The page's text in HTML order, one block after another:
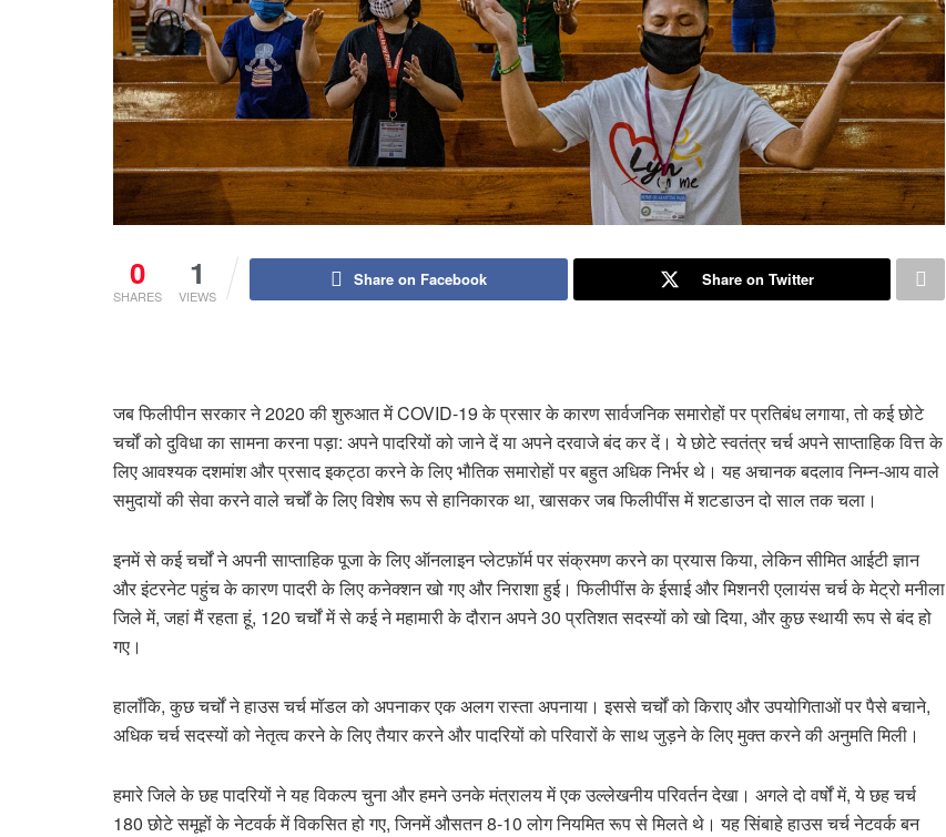
0
SHARES
1
VIEWS
Share on Facebook Share on Twitter
जब फिलीपीन सरकार ने 2020 की शुरुआत में COVID-19 के प्रसार के कारण सार्वजनिक समारोहों पर प्रतिबंध लगाया, तो कई छोटे
चर्चों को दुविधा का सामना करना पड़ा: अपने पादरियों को जाने दें या अपने दरवाजे बंद कर दें। ये छोटे स्वतंत्र चर्च अपने साप्ताहिक वित्त के
लिए आवश्यक दशमांश और प्रसाद इकट्ठा करने के लिए भौतिक समारोहों पर बहुत अधिक निर्भर थे। यह अचानक बदलाव निम्न-आय वाले
समुदायों की सेवा करने वाले चर्चों के लिए विशेष रूप से हानिकारक था, खासकर जब फिलीपींस में शटडाउन दो साल तक चला।
इनमें से कई चर्चों ने अपनी साप्ताहिक पूजा के लिए ऑनलाइन प्लेटफ़ॉर्म पर संक्रमण करने का प्रयास किया, लेकिन सीमित आईटी ज्ञान
और इंटरनेट पहुंच के कारण पादरी के लिए कनेक्शन खो गए और निराशा हुई। फिलीपींस के ईसाई और मिशनरी एलायंस चर्च के मेट्रो मनीला
जिले में, जहां मैं रहता हूं, 120 चर्चों में से कई ने महामारी के दौरान अपने 30 प्रतिशत सदस्यों को खो दिया, और कुछ स्थायी रूप से बंद हो
गए।
हालाँकि, कुछ चर्चों ने हाउस चर्च मॉडल को अपनाकर एक अलग रास्ता अपनाया। इससे चर्चों को किराए और उपयोगिताओं पर पैसे बचाने,
अधिक चर्च सदस्यों को नेतृत्व करने के लिए तैयार करने और पादरियों को परिवारों के साथ जुड़ने के लिए मुक्त करने की अनुमति मिली।
हमारे जिले के छह पादरियों ने यह विकल्प चुना और हमने उनके मंत्रालय में एक उल्लेखनीय परिवर्तन देखा। अगले दो वर्षों में, ये छह चर्च
180 छोटे समूहों के नेटवर्क में विकसित हो गए, जिनमें औसतन 8-10 लोग नियमित रूप से मिलते थे। यह सिंबाहे हाउस चर्च नेटवर्क बन